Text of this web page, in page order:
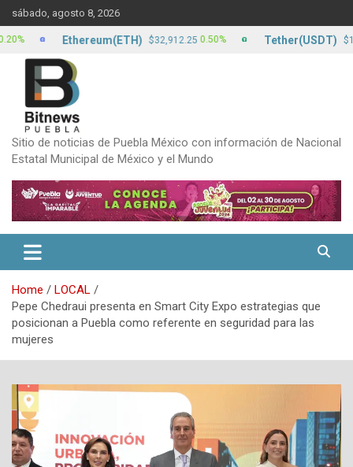
Skip
to
content
sábado, agosto 8, 2026
Sitio de noticias de Puebla México con información de Nacional
Estatal Municipal de México y el Mundo
Home
LOCAL
Pepe Chedraui presenta en Smart City Expo estrategias que
posicionan a Puebla como referente en seguridad para las
mujeres
Ethereum(ETH) $32,912.25 0.50% Tether(USDT) $17.13